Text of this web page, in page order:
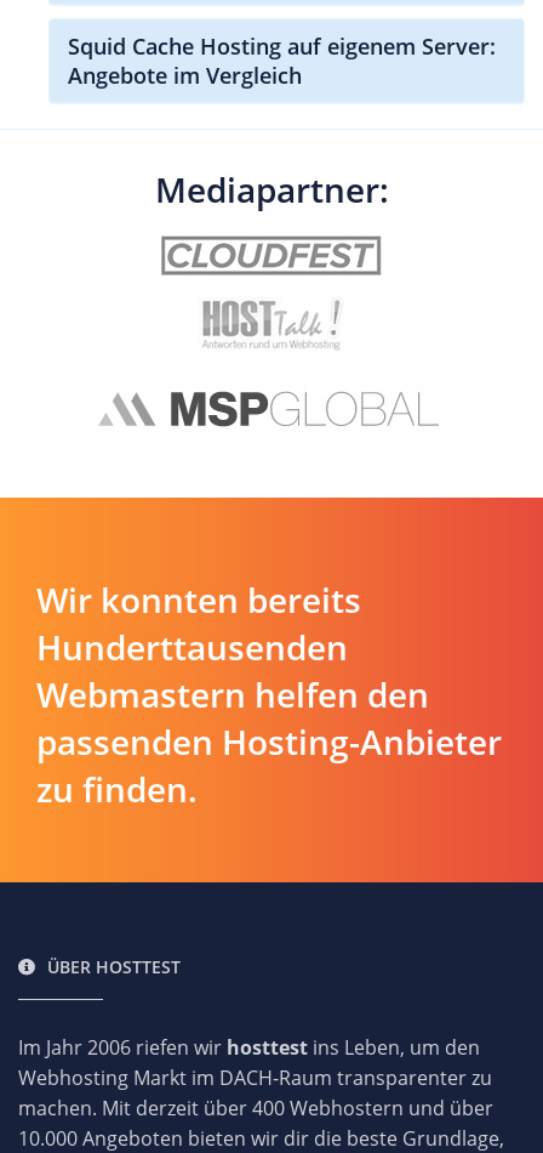
Squid Cache Hosting auf eigenem Server:
Angebote im Vergleich
Mediapartner:
Wir konnten bereits
Hunderttausenden
Webmastern helfen den
passenden Hosting-Anbieter
zu finden.
ÜBER HOSTTEST
Im Jahr 2006 riefen wir hosttest ins Leben, um den
Webhosting Markt im DACH-Raum transparenter zu
machen. Mit derzeit über 400 Webhostern und über
10.000 Angeboten bieten wir dir die beste Grundlage,